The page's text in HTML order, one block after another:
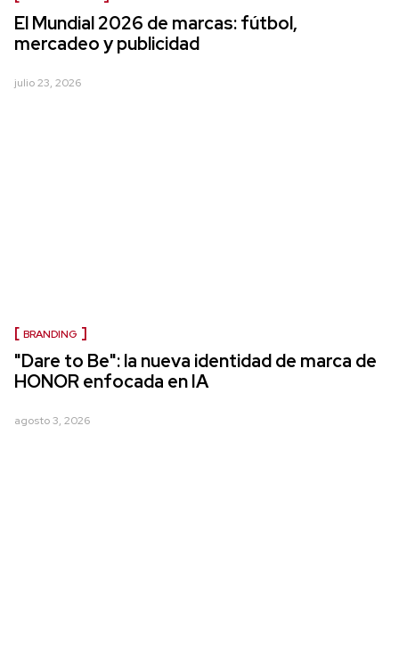
El Mundial 2026 de marcas: fútbol,
mercadeo y publicidad
julio 23, 2026
BRANDING
"Dare to Be": la nueva identidad de marca de
HONOR enfocada en IA
agosto 3, 2026